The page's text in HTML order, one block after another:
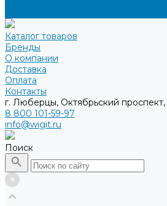
Каталог товаров
Бренды
О компании
Доставка
Оплата
Контакты
г. Люберцы, Октябрьский проспект,
8 800 101-59-97
info@wigit.ru
Поиск